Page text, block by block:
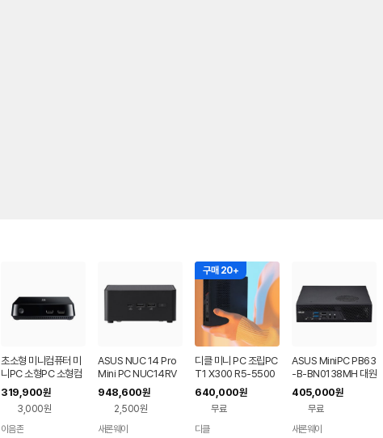
초소형 미니컴퓨터 미
니PC 소형PC 소형컴
퓨터 공간절약 공간활
용
319,900원
3,000원
이음존
ASUS NUC 14 Pro
Mini PC NUC14RV
HU5 (베어본)
948,600원
2,500원
새론웨이
구매 20+
디클 미니 PC 조립PC
T1 X300 R5-5500
GT 프리도스 AMD 라
이젠5 데스크탑 본체
게이밍 고사양 주식용
일체형 올인원
640,000원
무료
디클
ASUS MiniPC PB63
-B-BN0138MH 대원
씨티에스 (베어본)
405,000원
무료
새론웨이